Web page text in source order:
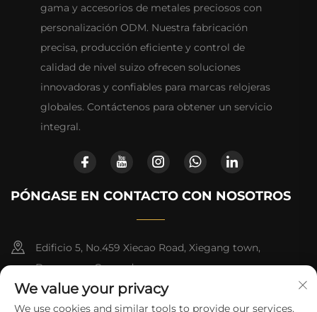
gama y accesorios de metales preciosos con
personalización ODM. Nuestra fabricación
precisa, producción eficiente y control de
calidad de nivel suizo ofrecen soluciones
innovadoras y confiables para marcas relojeras
globales. Contáctenos para obtener un servicio
integral.
PÓNGASE EN CONTACTO CON NOSOTROS
Edificio 5, No.459 Xiecao Road, Xiegang town,
Dongguan, Guangdong
+852-8402 6198
We value your privacy
We use cookies and similar tools to provide our services.